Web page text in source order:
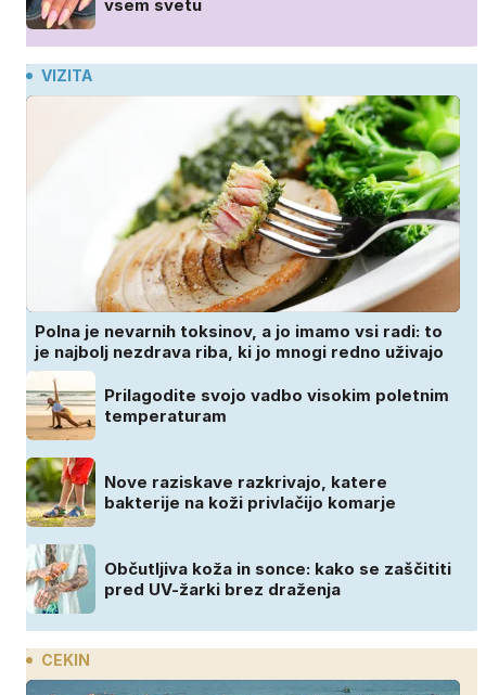
vsem svetu
VIZITA
Polna je nevarnih toksinov, a jo imamo vsi radi: to
je najbolj nezdrava riba, ki jo mnogi redno uživajo
Prilagodite svojo vadbo visokim poletnim
temperaturam
Nove raziskave razkrivajo, katere
bakterije na koži privlačijo komarje
Občutljiva koža in sonce: kako se zaščititi
pred UV-žarki brez draženja
CEKIN